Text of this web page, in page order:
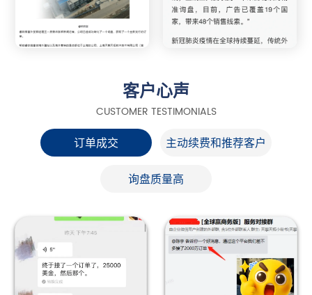
客户心声
CUSTOMER TESTIMONIALS
订单成交 主动续费和推荐客户
询盘质量高